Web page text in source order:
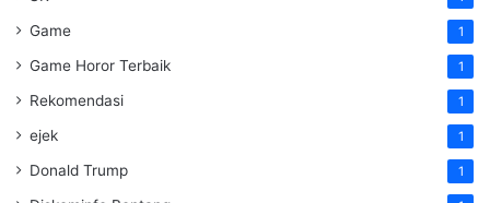
Game 1
Game Horor Terbaik 1
Rekomendasi 1
ejek 1
Donald Trump 1